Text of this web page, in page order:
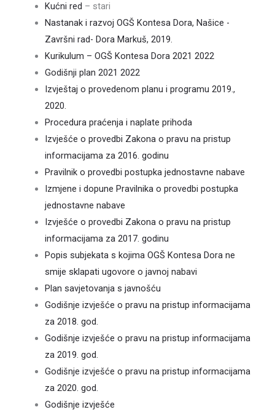
Kućni red – stari
Nastanak i razvoj OGŠ Kontesa Dora, Našice -
Završni rad- Dora Markuš, 2019.
Kurikulum – OGŠ Kontesa Dora 2021 2022
Godišnji plan 2021 2022
Izvještaj o provedenom planu i programu 2019.,
2020.
Procedura praćenja i naplate prihoda
Izvješće o provedbi Zakona o pravu na pristup
informacijama za 2016. godinu
Pravilnik o provedbi postupka jednostavne nabave
Izmjene i dopune Pravilnika o provedbi postupka
jednostavne nabave
Izvješće o provedbi Zakona o pravu na pristup
informacijama za 2017. godinu
Popis subjekata s kojima OGŠ Kontesa Dora ne
smije sklapati ugovore o javnoj nabavi
Plan savjetovanja s javnošću
Godišnje izvješće o pravu na pristup informacijama
za 2018. god.
Godišnje izvješće o pravu na pristup informacijama
za 2019. god.
Godišnje izvješće o pravu na pristup informacijama
za 2020. god.
Godišnje izvješće